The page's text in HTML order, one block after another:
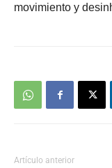
movimiento y
Artículo anterior